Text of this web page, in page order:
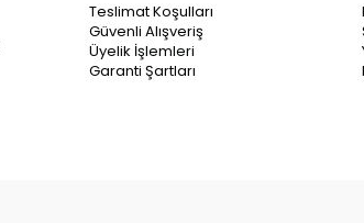
Teslimat Koşulları
Güvenli Alışveriş
Üyelik İşlemleri
Garanti Şartları